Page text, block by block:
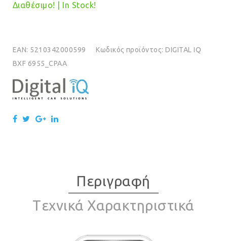
Διαθέσιμο! | In Stock!
EAN: 5210342000599 Κωδικός προϊόντος:DIGITAL IQ
BXF 6955_CPAA
Περιγραφή
Tεχνικά Χαρακτηριστικά